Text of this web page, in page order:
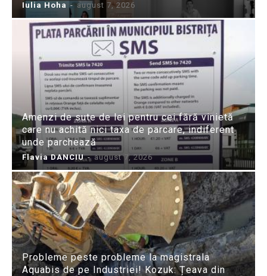
Iulia Hoha - august 7, 2026
Amenzi de sute de lei pentru cei fără vinietă
care nu achită nici taxa de parcare, indiferent
unde parchează
Flavia DANCIU - august 7, 2026
Probleme peste probleme la magistrala
Aquabis de pe Industriei! Kozuk: Țeava din